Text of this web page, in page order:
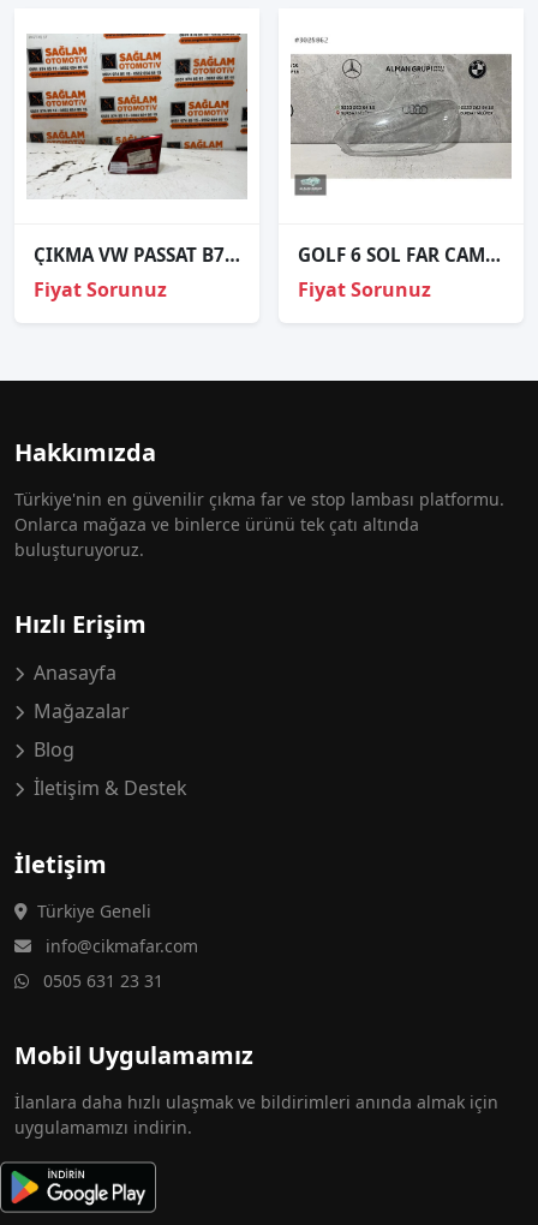
ÇIKMA VW PASSAT B7 SAĞ İÇ STOP 3AE945094D
Fiyat Sorunuz
GOLF 6 SOL FAR CAMI SIFIR
Fiyat Sorunuz
Hakkımızda
Türkiye'nin en güvenilir çıkma far ve stop lambası platformu.
Onlarca mağaza ve binlerce ürünü tek çatı altında
buluşturuyoruz.
Hızlı Erişim
Anasayfa
Mağazalar
Blog
İletişim & Destek
İletişim
Türkiye Geneli
info@cikmafar.com
0505 631 23 31
Mobil Uygulamamız
İlanlara daha hızlı ulaşmak ve bildirimleri anında almak için
uygulamamızı indirin.